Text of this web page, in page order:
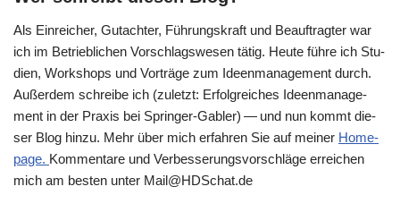
Als Ein­rei­cher, Gut­ach­ter, Füh­rungs­kraft und Beauf­trag­ter war
ich im Betrieb­li­chen Vor­schlags­we­sen tätig. Heu­te füh­re ich Stu­
di­en, Work­shops und Vor­trä­ge zum Ideen­ma­nage­ment durch.
Außer­dem schrei­be ich (zuletzt: Erfolg­rei­ches Ideen­ma­nage­
ment in der Pra­xis bei Sprin­ger-Gab­ler) — und nun kommt die­
ser Blog hin­zu. Mehr über mich erfah­ren Sie auf mei­ner Home­
page. Kom­men­ta­re und Ver­bes­se­rungs­vor­schlä­ge errei­chen
mich am besten unter Mail@​HDSchat.​de